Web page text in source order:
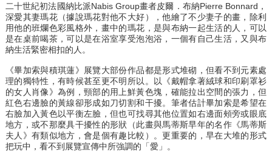
二十世紀初法國納比派Nabis Group畫者皮爾．布納Pierre Bonnard，
深愛其妻瑪花（據說瑪花對他不大好），他繪了不少妻子的畫，除利
用他的班爛色彩風格外，畫中的瑪花，是與布納一起生活的人，可以
是在桌前喝茶，可以是在浴室享受泡泡浴，一個有自己生活，又與布
納生活緊密相扣的人。
《畢加索與積琪蓮》展覽大部份作品都是形式堆砌，但看不到元素處
理的獨特性，有時候甚至更不明所以。以《戴帽拿著絨球和印刷罩衫
的女人肖像》為例，頸部的用上鮮黃色塊，確能拉出空間的張力，但
紅色右邊臉的黃線卻形成如刀切割和干擾。筆者估計畢加索是希望在
右臉加入黃色以平衡左臉，但也可找尋其他位置如右邊面頰旁或眼底
地方，或不那麼具干擾性的形狀（此畫與馬蒂斯早年的名作《馬蒂斯
夫人》有類似地方，會是個有趣比較）。更重要的，早在大堆的形式
把玩中，看不到展覽宣傳中所強調的「愛」。